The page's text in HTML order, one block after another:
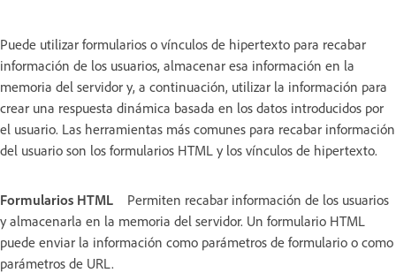
Puede utilizar formularios o vínculos de hipertexto para recabar
información de los usuarios, almacenar esa información en la
memoria del servidor y, a continuación, utilizar la información para
crear una respuesta dinámica basada en los datos introducidos por
el usuario. Las herramientas más comunes para recabar información
del usuario son los formularios HTML y los vínculos de hipertexto.
Formularios HTML
Permiten recabar información de los usuarios
y almacenarla en la memoria del servidor. Un formulario HTML
puede enviar la información como parámetros de formulario o como
parámetros de URL.